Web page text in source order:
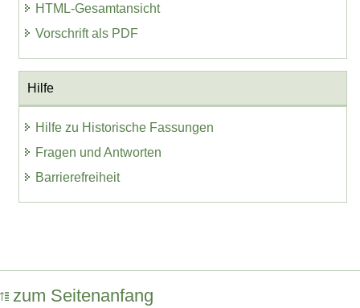
HTML-Gesamtansicht
Vorschrift als PDF
Hilfe
Hilfe zu Historische Fassungen
Fragen und Antworten
Barrierefreiheit
zum Seitenanfang